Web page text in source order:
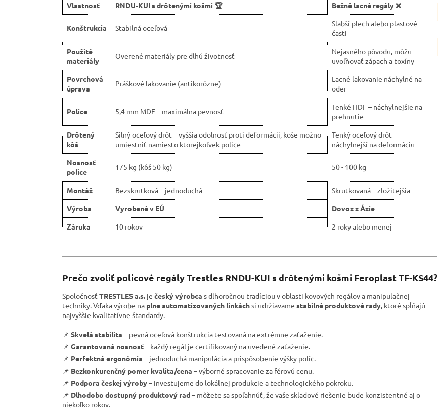
Vlastnosť RNDU-KUI s drôtenými košmi 🏆 Bežné lacné regály ❌
Konštrukcia Stabilná oceľová
Slabší plech alebo plastové
časti
Použité
materiály
Overené materiály pre dlhú životnosť
Nejasného pôvodu, môžu
uvoľňovať zápach a toxíny
Povrchová
úprava
Práškové lakovanie (antikorózne)
Lacné lakovanie náchylné na
oder
Police 5,4 mm MDF – maximálna pevnosť
Tenké HDF – náchylnejšie na
prehnutie
Drôtený
kôš
Silný oceľový drôt – vyššia odolnosť proti deformácii, koše možno
umiestniť namiesto ktorejkoľvek police
Tenký oceľový drôt –
náchylnejší na deformáciu
Nosnosť
police
175 kg (kôš 50 kg) 50 - 100 kg
Montáž Bezskrutková – jednoduchá
Skrutkovaná – zložitejšia
Výroba
Vyrobené v EÚ
Dovoz z Ázie
Záruka
10 rokov 2 roky alebo menej
Prečo zvoliť policové regály Trestles RNDU-KUI s drôtenými košmi Feroplast TF-KS44?
Spoločnosť TRESTLES a.s. je český výrobca s dlhoročnou tradíciou v oblasti kovových regálov a manipulačnej
techniky. Vďaka výrobe na plne automatizovaných linkáchsi udržiavame stabilné produktové rady, ktoré spĺňajú
najvyššie kvalitatívne štandardy.
📌 Skvelá stabilita – pevná oceľová konštrukcia testovaná na extrémne zaťaženie.
📌 Garantovaná nosnosť– každý regál je certifikovaný na uvedené zaťaženie.
📌 Perfektná ergonómia – jednoduchá manipulácia a prispôsobenie výšky políc.
📌 Bezkonkurenčný pomer kvalita/cena – výborné spracovanie za férovú cenu.
📌 Podpora českej výroby– investujeme do lokálnej produkcie a technologického pokroku.
📌 Dlhodobo dostupný produktový rad– môžete sa spoľahnúť, že vaše skladové riešenie bude konzistentné aj o
niekoľko rokov.